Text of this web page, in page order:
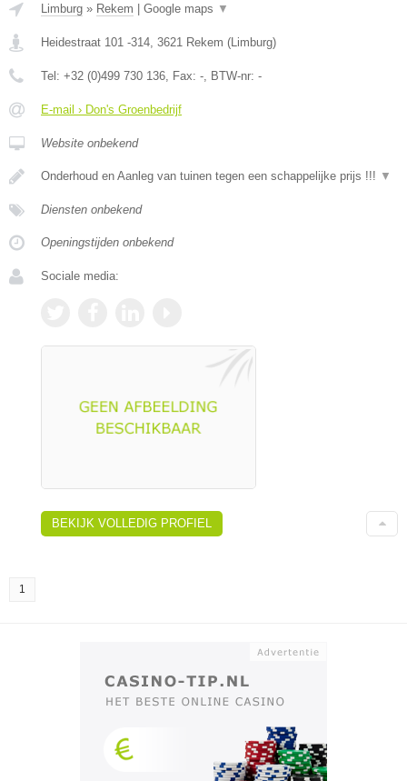
Limburg » Rekem | Google maps ▼
Heidestraat 101 -314 3621 Rekem (Limburg)
Tel: +32 (0)499 730 136 , Fax: - , BTW-nr: -
E-mail › Don's Groenbedrijf
Website onbekend
Onderhoud en Aanleg van tuinen tegen een schappelijke prijs !!! ▼
Diensten onbekend
Openingstijden onbekend
Sociale media:
BEKIJK VOLLEDIG PROFIEL
1